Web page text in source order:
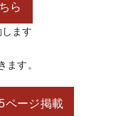
ら
ます
ます。
ページ掲載